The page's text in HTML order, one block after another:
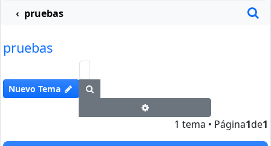
pruebas
pruebas
Nuevo Tema
1 tema • Página1de1